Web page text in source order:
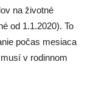
na životné
od 1.1.2020). To
počas mesiaca
v rodinnom